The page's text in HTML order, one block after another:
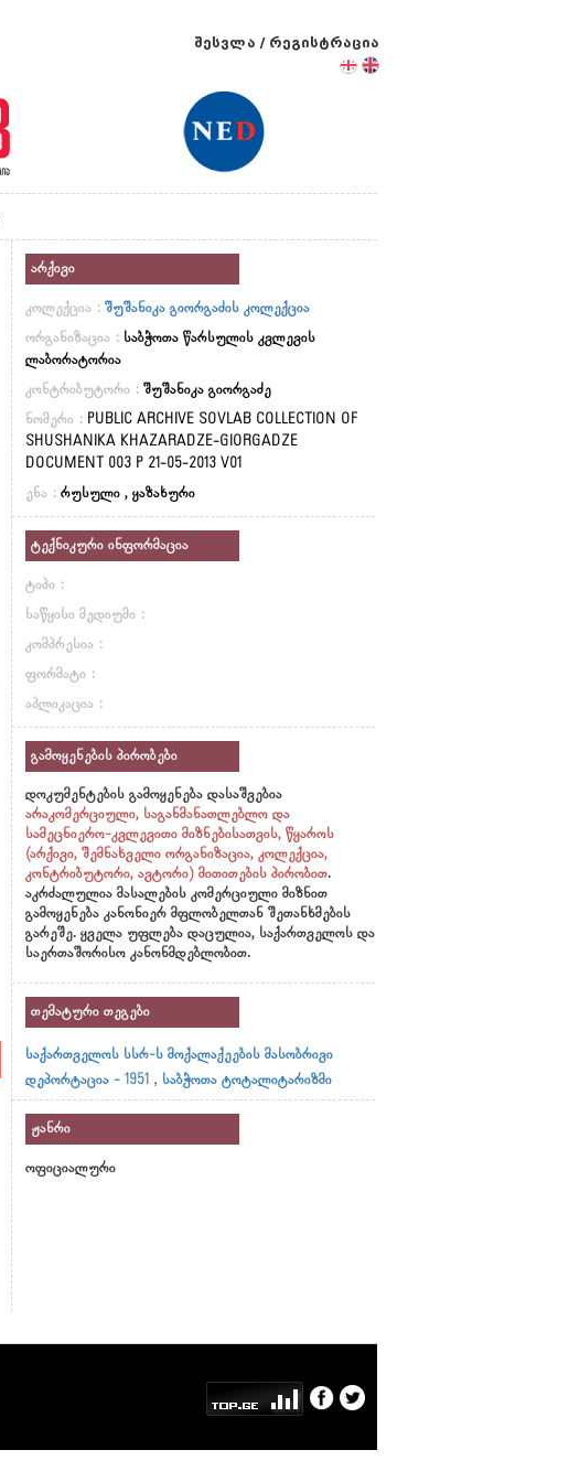
შესვლა / რეგისტრაცია
არქივი
კოლექცია : შუშანიკა გიორგაძის კოლექცია
ორგანიზაცია : საბჭოთა წარსულის კვლევის
ლაბორატორია
კონტრიბუტორი : შუშანიკა გიორგაძე
ნომერი : PUBLIC ARCHIVE SOVLAB COLLECTION OF
SHUSHANIKA KHAZARADZE-GIORGADZE
DOCUMENT 003 P 21-05-2013 V01
ენა : რუსული , ყაზახური
ტექნიკური ინფორმაცია
ტიპი :
საწყისი მედიუმი :
კომპრესია :
ფორმატი :
აპლიკაცია :
გამოყენების პირობები
დოკუმენტების გამოყენება დასაშვებია
არაკომერციული, საგანმანათლებლო და
სამეცნიერო-კვლევითი მიზნებისათვის, წყაროს
(არქივი, შემნახველი ორგანიზაცია, კოლექცია,
კონტრიბუტორი, ავტორი) მითითების პირობით.
აკრძალულია მასალების კომერციული მიზნით
გამოყენება კანონიერ მფლობელთან შეთანხმების
გარეშე. ყველა უფლება დაცულია, საქართველოს და
საერთაშორისო კანონმდებლობით.
თემატური თეგები
საქართველოს სსრ-ს მოქალაქეების მასობრივი
დეპორტაცია - 1951 , საბჭოთა ტოტალიტარიზმი
ჟანრი
ოფიციალური